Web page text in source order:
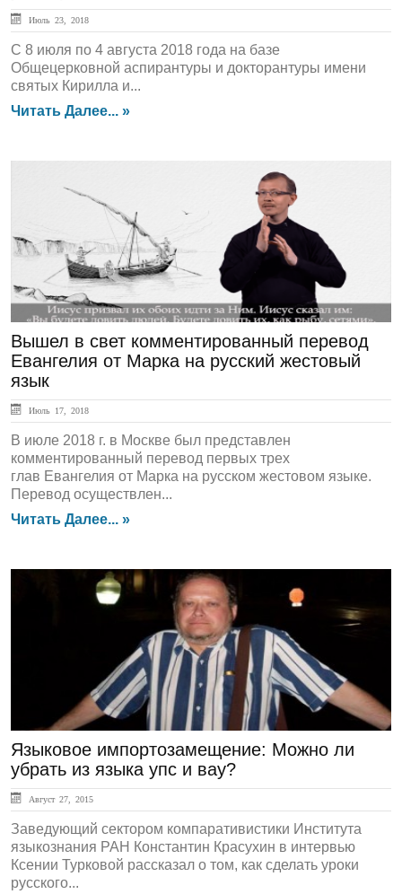
Июль 23, 2018
C 8 июля по 4 августа 2018 года на базе
Общецерковной аспирантуры и докторантуры имени
святых Кирилла и...
Читать Далее... »
ЛЕНТА НОВОСТЕЙ
Вышел в свет комментированный перевод
Евангелия от Марка на русский жестовый
язык
Июль 17, 2018
В июле 2018 г. в Москве был представлен
комментированный перевод первых трех
глав Евангелия от Марка на русском жестовом языке.
Перевод осуществлен...
Читать Далее... »
Точка Зрения
Языковое импортозамещение: Можно ли
убрать из языка упс и вау?
Август 27, 2015
Заведующий сектором компаративистики Института
языкознания РАН Константин Красухин в интервью
Ксении Турковой рассказал о том, как сделать уроки
русского...